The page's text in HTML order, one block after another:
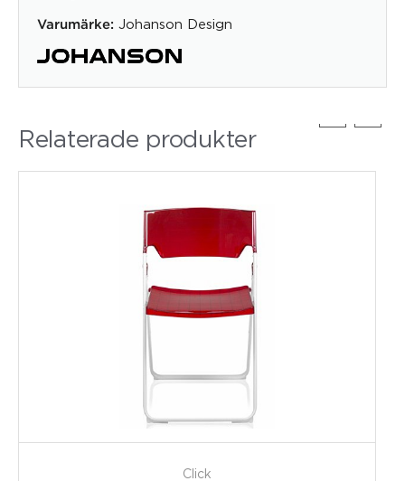
Varumärke: Johanson Design
Relaterade produkter
Click